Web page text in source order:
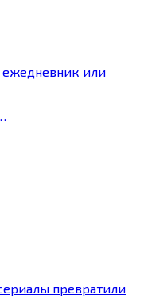
ежедневник или
превратили